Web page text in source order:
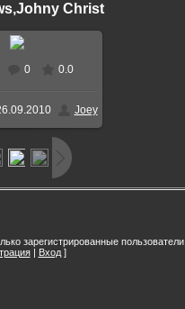
Christ
размере
/ 68.8Kb
0 0.0
Joey
зарегистрированные пользователи.
| Вход]